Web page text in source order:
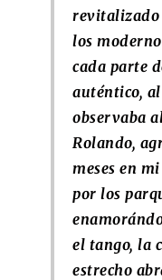
revitalizado
los
cada parte
auténtico,
observaba
Rolando,
meses en
por los
el tango, la
estrecho